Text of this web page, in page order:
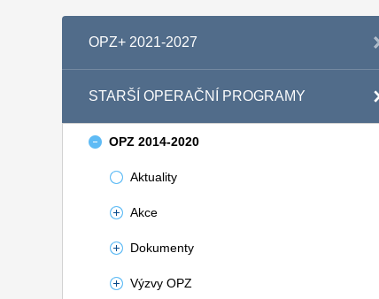
OPZ+ 2021-2027
STARŠÍ OPERAČNÍ PROGRAMY
OPZ 2014-2020
Aktuality
Akce
Dokumenty
Výzvy OPZ